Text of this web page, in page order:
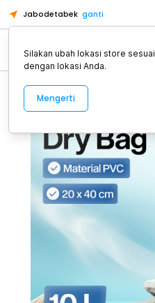
Jabodetabek ganti
Alat Kopi
Silakan ubah lokasi store sesuai
dengan lokasi Anda.
Mengerti